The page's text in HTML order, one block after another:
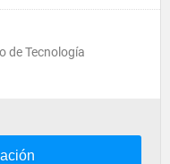
de Tecnología